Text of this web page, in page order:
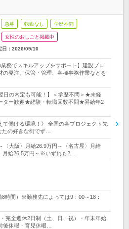
急募 転勤なし 学歴不問
女性のおしごと掲載中
： 2026/09/10
業務でスキルアップをサポート】建設プロ
の発注、保管・管理、各種事務作業などを
日の内定も可能！】＜学歴不問＞★未経
ター歓迎★経験・転職回数不問★昇給年2
て働ける環境！》 全国の各プロジェクト先
の好きな街でず…
〈大阪〉月給26.9万円～〈名古屋〉月給
月給26.5万円～※いずれも2…
8時間）※勤務先によっては9：00～18：
完全週休2日制（土、日、祝）・年末年始
後休暇・育児休暇…